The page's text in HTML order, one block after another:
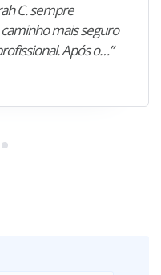
C. sempre
mais seguro
Após o…”